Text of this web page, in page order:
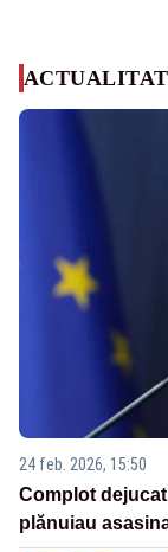
24 feb. 2026, 15:50
Complot
plănuiau